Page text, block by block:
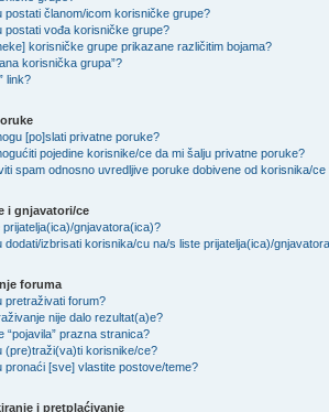
postati članom/icom korisničke grupe?
postati vođa korisničke grupe?
korisničke grupe prikazane različitim bojama?
korisnička grupa”?
link?
[po]slati privatne poruke?
pojedine korisnike/ce da mi šalju privatne poruke?
spam odnosno uvredljive poruke dobivene od korisnika/ce
i gnjavatori/ce
prijatelja(ica)/gnjavatora(ica)?
dodati/izbrisati korisnika/cu na/s liste prijatelja(ica)/
foruma
pretraživati forum?
nije dalo rezultat(a)e?
“pojavila” prazna stranica?
(pre)traži(va)ti korisnike/ce?
pronaći [sve] vlastite postove/teme?
i pretplaćivanje